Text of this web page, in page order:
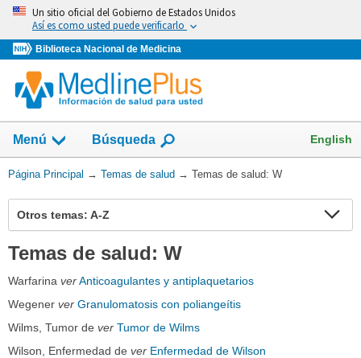
Omita
vaya
al
Contenido
Un sitio oficial del Gobierno de Estados Unidos
Así es como usted puede verificarlo
Biblioteca Nacional de Medicina
Menú
Mostrar
campo
de
Búsqueda English
Usted
Página Principal → Temas de salud → Temas de salud: W
Otros temas: A-Z
Temas de salud: W
Warfarina verAnticoagulantes y antiplaquetarios
Wegener ver Granulomatosis con poliangeítis
Wilms, Tumor de ver Tumor de Wilms
Wilson, Enfermedad de ver Enfermedad de Wilson